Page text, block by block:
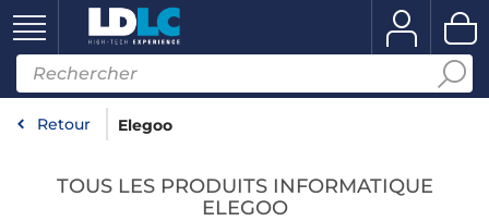
Retour Elegoo
TOUS LES PRODUITS INFORMATIQUE
ELEGOO